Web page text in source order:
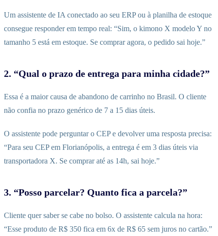
Um assistente de IA conectado ao seu ERP ou à planilha de estoque
consegue responder em tempo real: “Sim, o kimono X modelo Y no
tamanho 5 está em estoque. Se comprar agora, o pedido sai hoje.”
2. “Qual o prazo de entrega para minha cidade?”
Essa é a maior causa de abandono de carrinho no Brasil. O cliente
não confia no prazo genérico de 7 a 15 dias úteis.
O assistente pode perguntar o CEP e devolver uma resposta precisa:
“Para seu CEP em Florianópolis, a entrega é em 3 dias úteis via
transportadora X. Se comprar até as 14h, sai hoje.”
3. “Posso parcelar? Quanto fica a parcela?”
Cliente quer saber se cabe no bolso. O assistente calcula na hora:
“Esse produto de R$ 350 fica em 6x de R$ 65 sem juros no cartão.”